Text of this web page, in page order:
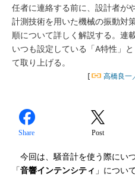
任者に連絡する前に、設計者が
計測技術を用いた機械の振動対
順について詳しく解説する。連
いつも設定している「A特性」
て取り上げる。
[ 高橋良一
Share Post
今回は、騒音計を使う際にい
「音響インテンシティ 」につい